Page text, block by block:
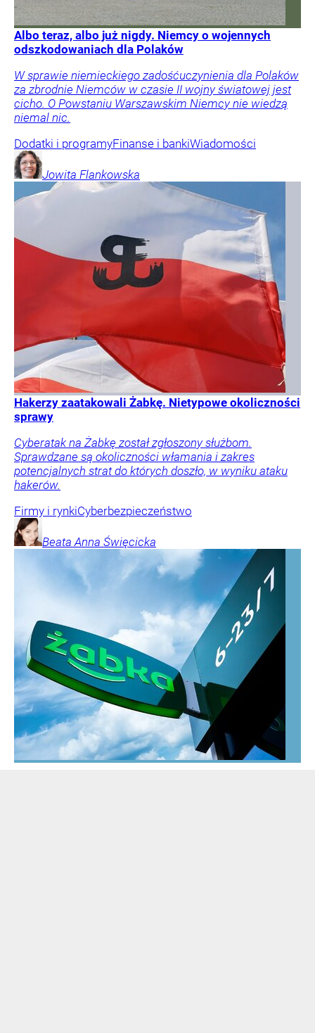
Albo teraz, albo już nigdy. Niemcy o wojennych
odszkodowaniach dla Polaków
W sprawie niemieckiego zadośćuczynienia dla Polaków
za zbrodnie Niemców w czasie II wojny światowej jest
cicho. O Powstaniu Warszawskim Niemcy nie wiedzą
niemal nic.
Dodatki i programyFinanse i bankiWiadomości
Jowita Flankowska
Hakerzy zaatakowali Żabkę. Nietypowe okoliczności
sprawy
Cyberatak na Żabkę został zgłoszony służbom.
Sprawdzane są okoliczności włamania i zakres
potencjalnych strat do których doszło, w wyniku ataku
hakerów.
Firmy i rynkiCyberbezpieczeństwo
Beata Anna Święcicka